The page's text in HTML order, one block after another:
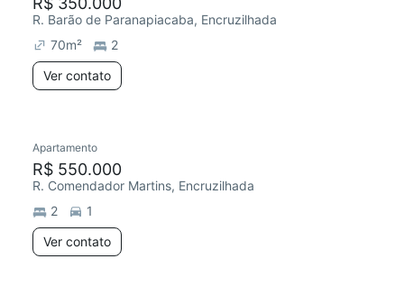
R. Barão de Paranapiacaba, Encruzilhada
70m²
2
Ver contato
Apartamento
R$ 550.000
R. Comendador Martins, Encruzilhada
2
1
Ver contato